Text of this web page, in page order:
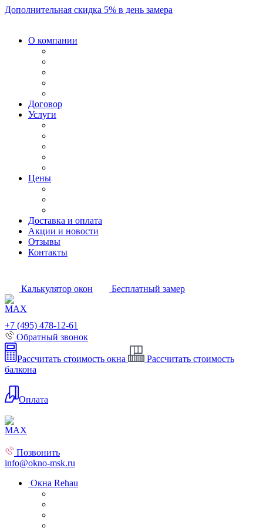
Дополнительная скидка 5% в день замера
О компании
Договор
Услуги
Цены
Доставка и оплата
Акции и новости
Отзывы
Контакты
Калькулятор окон Бесплатный замер
+7 (495) 478-12-61
Обратный звонок
Рассчитать стоимость окна
Рассчитать стоимость
балкона
Оплата
Позвонить
info@okno-msk.ru
Окна Rehau